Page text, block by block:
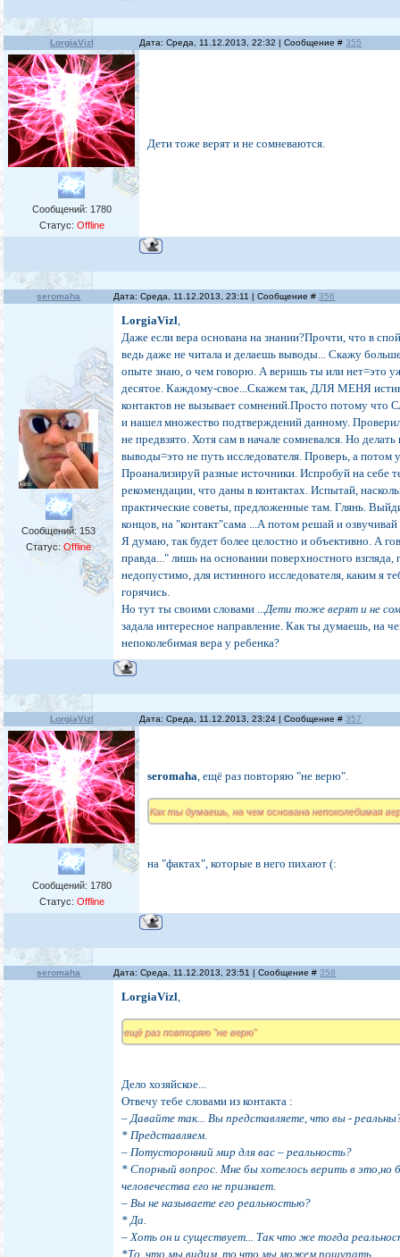
LorgiaVizl Дата: Среда, 11.12.2013, 22:32 | Сообщение #355
Сообщений: 1780
Статус: Offline
Дети тоже верят и не сомневаются.
seromaha Дата: Среда, 11.12.2013, 23:11 | Сообщение #356
Сообщений:153
Статус:Offline
LorgiaVizl,
Даже если вера основана на знании?Прочти, что в
ведь даже не читала и делаешь выводы... Скажу
опыте знаю, о чем говорю. А веришь ты или нет=это
десятое. Каждому-свое...Скажем так, ДЛЯ МЕНЯ
контактов не вызывает сомнений.Просто потому что
и нашел множество подтверждений данному.
не предвзято. Хотя сам в начале сомневался. Но
выводы=это не путь исследователя. Проверь, а потом
Проанализируй разные источники. Испробуй на себе
рекомендации, что даны в контактах. Испытай,
практические советы, предложенные там. Глянь.
концов, на "контакт"сама ...А потом решай и
Я думаю, так будет более целостно и объективно. А
правда..." лишь на основании поверхностного взгляда,
недопустимо, для истинного исследователя, каким я
горячись.
Но тут ты своими словами ...Дети тоже верят и не
задала интересное направление. Как ты думаешь, на
непоколебимая вера у ребенка?
LorgiaVizl Дата: Среда, 11.12.2013, 23:24 | Сообщение #357
Сообщений: 1780
Статус: Offline
seromaha, ещё раз повторяю "не верю".
Как ты думаешь, на чем основана непоколебимая
на "фактах", которые в него пихают (:
seromaha Дата: Среда, 11.12.2013, 23:51 | Сообщение #358
LorgiaVizl,
ещё раз повторяю "не верю"
Дело хозяйское...
Отвечу тебе словами из контакта :
– Давайте так... Вы представляете, что вы -
* Представляем.
– Потусторонний мир для вас – реальность?
* Спорный вопрос. Мне бы хотелось верить в это,но
человечества его не признает.
– Вы не называете его реальностью?
* Да.
– Хоть он и существует... Так что же тогда
*То, что мы видим, то что мы можем пощупать.